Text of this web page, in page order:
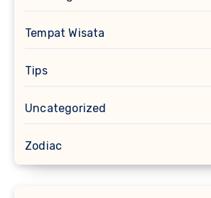
Tempat Wisata
Tips
Uncategorized
Zodiac